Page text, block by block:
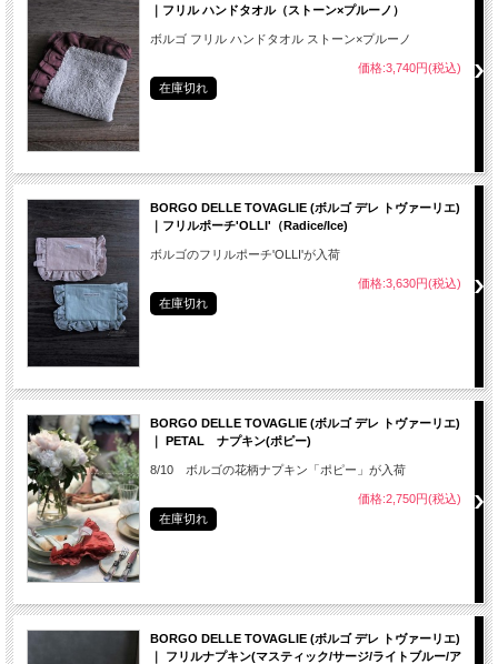
｜フリル ハンドタオル（ストーン×プルーノ）
ボルゴ フリル ハンドタオル ストーン×プルーノ
価格:3,740円(税込)
在庫切れ
BORGO DELLE TOVAGLIE (ボルゴ デレ トヴァーリエ)
｜フリルポーチ'OLLI'（Radice/Ice)
ボルゴのフリルポーチ'OLLI'が入荷
価格:3,630円(税込)
在庫切れ
BORGO DELLE TOVAGLIE (ボルゴ デレ トヴァーリエ)
｜ PETAL ナプキン(ポピー)
8/10 ボルゴの花柄ナプキン「ポピー」が入荷
価格:2,750円(税込)
在庫切れ
BORGO DELLE TOVAGLIE (ボルゴ デレ トヴァーリエ)
｜ フリルナプキン(マスティック/サージ/ライトブルー/ア